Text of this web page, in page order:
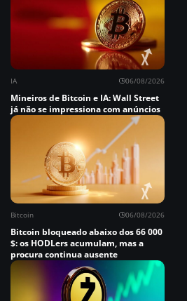
IA 06/08/2026
Mineiros de Bitcoin e IA: Wall Street
já não se impressiona com anúncios
Bitcoin 06/08/2026
Bitcoin bloqueado abaixo dos 66 000
$: os HODLers acumulam, mas a
procura continua ausente